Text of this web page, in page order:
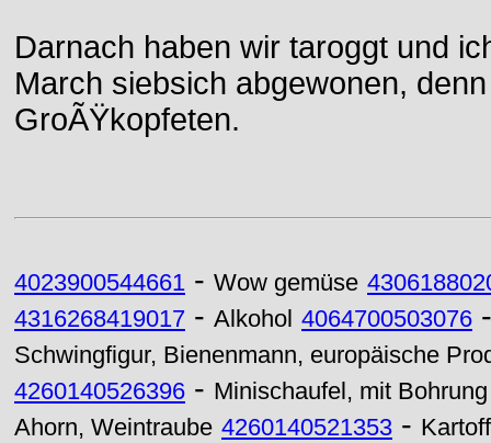
Darnach haben wir taroggt und
March siebsich abgewonen,
GroÃŸkopfeten.
4023900544661 - Wow gemüse
4316268419017 - Alkohol 4064700503076
Schwingfigur, Bienenmann, europäische
4260140526396 - Minischaufel, mit Bohrung
Ahorn, Weintraube 4260140521353 -